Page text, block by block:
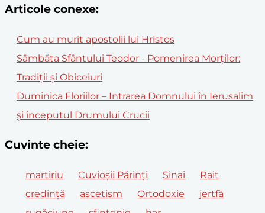
Articole conexe:
Cum au murit apostolii lui Hristos
Sâmbăta Sfântului Teodor - Pomenirea Morților:
Tradiții și Obiceiuri
Duminica Floriilor – Intrarea Domnului în Ierusalim
și începutul Drumului Crucii
Cuvinte cheie:
martiriu Cuvioșii Părinți Sinai
Rait
credință
ascetism Ortodoxie
jertfă